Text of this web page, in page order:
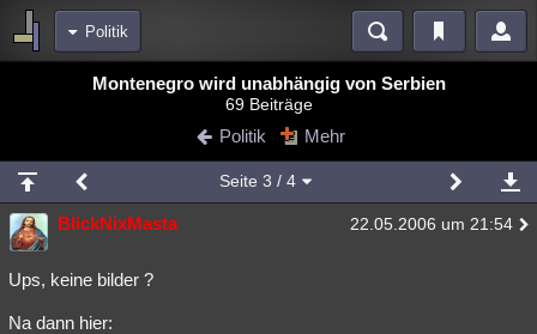
Politik
Blogs
Chat Wiki Neuigkeiten
meine Rubriken
Menschen Wissenschaft Mystery Kriminalfälle
Spiritualität Verschwörungen
Natur Umfragen
Montenegro wird unabhängig von Serbien
69 Beiträge
Politik Mehr
Seite 3 / 4
BlickNixMasta 22.05.2006 um 21:54
Ups, keine bilder ?
Na dann hier: